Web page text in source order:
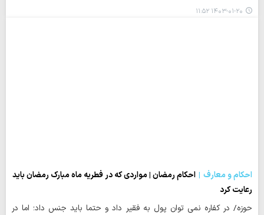
۱۴۰۳-۰۱-۲۰ ۱۱:۵۲
احکام و معارف
احکام رمضان | مواردی که در فطریه ماه مبارک رمضان باید
رعایت کرد
حوزه/ در کفاره نمی توان پول به فقیر داد و حتما باید جنس داد؛ اما در